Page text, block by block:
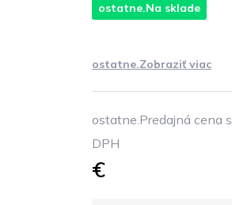
ostatne.Na sklade
ostatne.Zobraziť viac
ostatne.Predajná cena s
DPH
€